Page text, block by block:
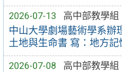
2026-07-13 高中部教學組
中山大學劇場藝術學系辦
土地與生命書 寫：地方記
2026-07-08 高中部教學組